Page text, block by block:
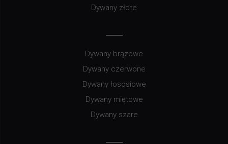
Dywany złote
Dywany brązowe
Dywany czerwone
Dywany łososiowe
Dywany miętowe
Dywany szare